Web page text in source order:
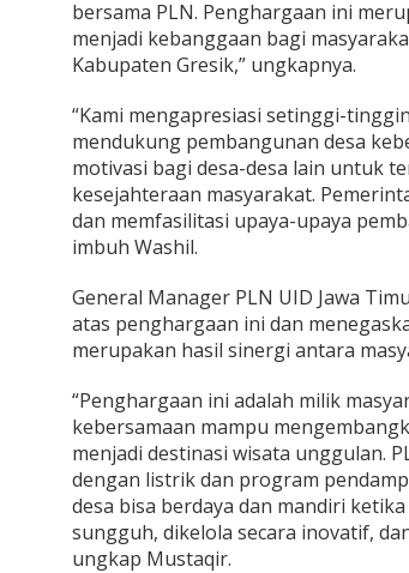
a
r
d
2
0
2
5
bersama PLN. Penghargaan ini
menjadi kebanggaan bagi
Kabupaten Gresik,” ungkapnya.
“Kami mengapresiasi setinggi-
mendukung pembangunan desa
motivasi bagi desa-desa lain untuk
kesejahteraan masyarakat.
dan memfasilitasi upaya-upaya
imbuh Washil.
General Manager PLN UID Jawa
atas penghargaan ini dan
merupakan hasil sinergi antara
“Penghargaan ini adalah milik
kebersamaan mampu
menjadi destinasi wisata unggulan.
dengan listrik dan program
desa bisa berdaya dan mandiri
sungguh, dikelola secara inovatif,
ungkap Mustaqir.